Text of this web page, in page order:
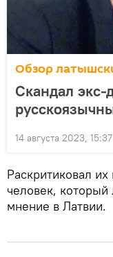
Обзор
Скандал экс-
14 августа 2023, 15:37
Раскритиковал
человек,
мнение в Латвии.